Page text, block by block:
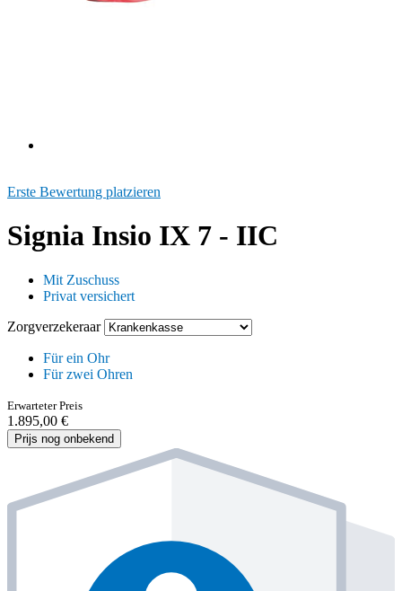
Erste Bewertung platzieren
Signia Insio IX 7 - IIC
Mit Zuschuss
Privat versichert
Zorgverzekeraar
Für ein Ohr
Für zwei Ohren
Erwarteter Preis
1.895,00 €
Prijs nog onbekend